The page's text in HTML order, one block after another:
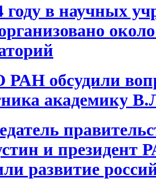
году в научных
обсудили
академику
и президент
развитие